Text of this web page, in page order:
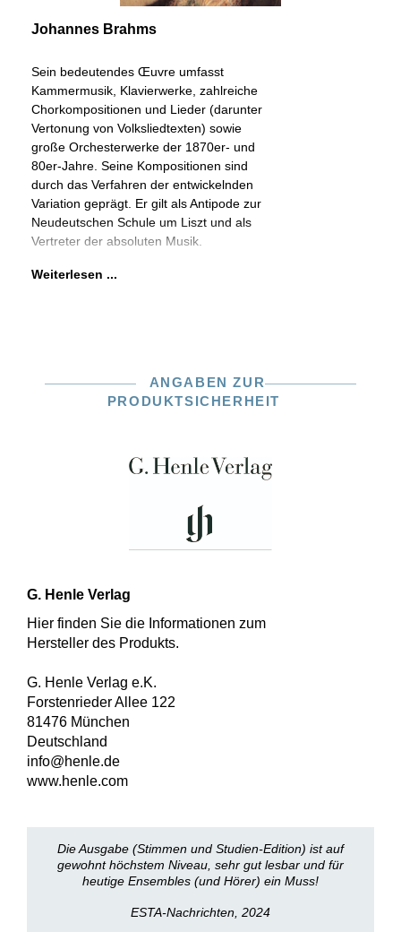
Johannes Brahms
Sein bedeutendes Œuvre umfasst
Kammermusik, Klavierwerke, zahlreiche
Chorkompositionen und Lieder (darunter
Vertonung von Volksliedtexten) sowie
große Orchesterwerke der 1870er- und
80er-Jahre. Seine Kompositionen sind
durch das Verfahren der entwickelnden
Variation geprägt. Er gilt als Antipode zur
Neudeutschen Schule um Liszt und als
Vertreter der absoluten Musik.
Weiterlesen ...
ANGABEN ZUR
PRODUKTSICHERHEIT
G. Henle Verlag
Hier finden Sie die Informationen zum
Hersteller des Produkts.
G. Henle Verlag e.K.
Forstenrieder Allee 122
81476 München
Deutschland
info@henle.de
www.henle.com
Die Ausgabe (Stimmen und Studien-Edition) ist auf
gewohnt höchstem Niveau, sehr gut lesbar und für
heutige Ensembles (und Hörer) ein Muss!
ESTA-Nachrichten, 2024